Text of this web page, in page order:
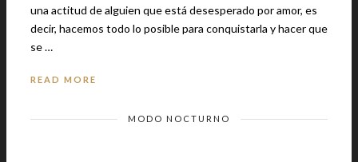
una actitud de alguien que está desesperado por amor, es
decir, hacemos todo lo posible para conquistarla y hacer que
se …
READ MORE
MODO NOCTURNO